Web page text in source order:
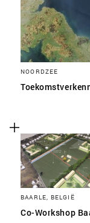
NOORDZEE
BAARLE, BELGIË
Co-Workshop